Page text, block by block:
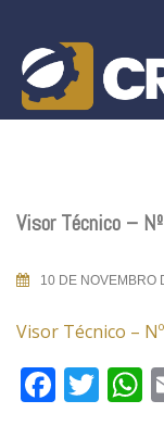
content
Visor Técnico –
10 DE NOVEMBRO
Visor Técnico –